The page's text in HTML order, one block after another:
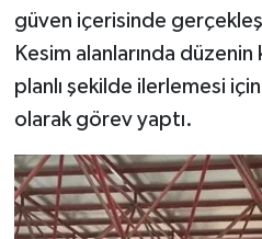
güven içerisinde
Kesim alanlarında
planlı şekilde ilerlemesi
olarak görev yaptı.